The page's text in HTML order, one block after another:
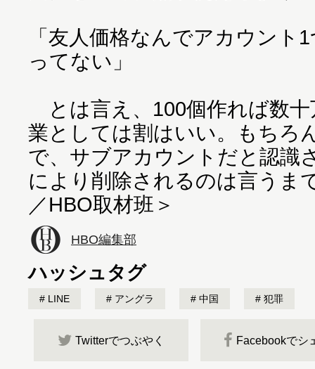
「友人価格なんでアカウント
ってない」
とは言え、100個作れば数
業としては割はいい。もちろ
で、サブアカウントだと認識
により削除されるのは言う
／HBO取材班＞
HBO編集部
ハッシュタグ
LINE アングラ 中国 犯罪
Twitterでつぶやく Facebookでシ